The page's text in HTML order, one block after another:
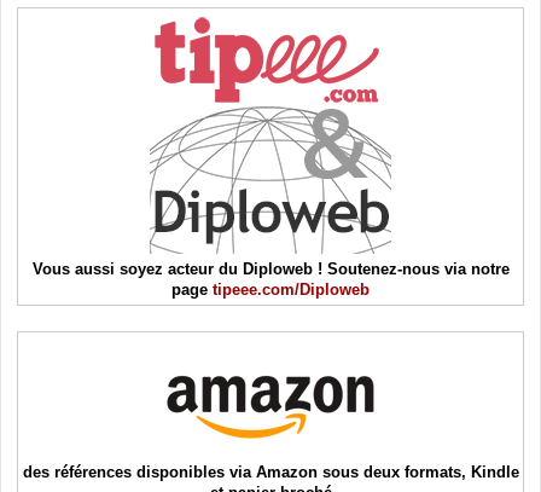
Vous aussi soyez acteur du Diploweb ! Soutenez-nous via notre
page tipeee.com/Diploweb
des références disponibles via Amazon sous deux formats, Kindle